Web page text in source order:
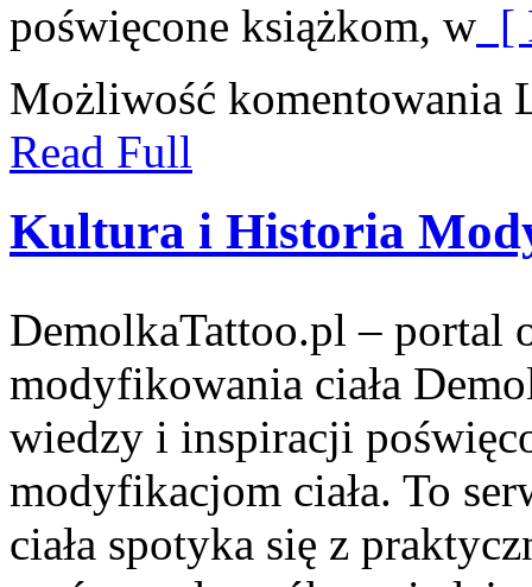
poświęcone książkom, w [
Możliwość komentowania
Read Full
Kultura i Historia
DemolkaTattoo.pl – portal
modyfikowania ciała
wiedzy i inspiracji
modyfikacjom ciała. To
ciała spotyka się z